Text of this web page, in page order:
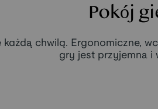
Pokój
każdą chwilą. Ergonomiczne,
gry jest przyjemna i